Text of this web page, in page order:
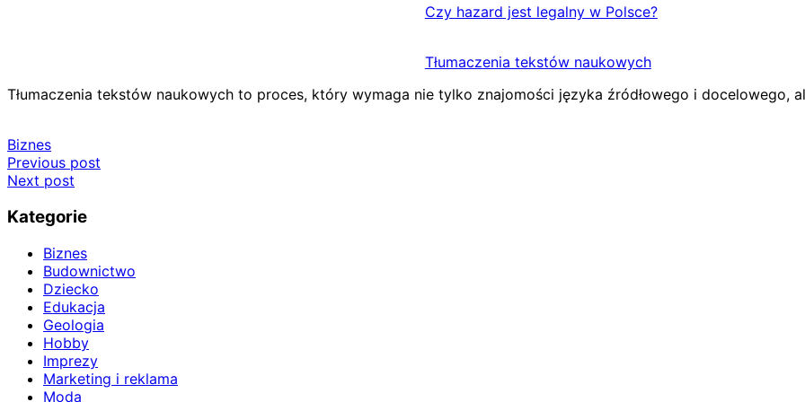
Czy hazard jest legalny w Polsce?
Tłumaczenia tekstów naukowych
Tłumaczenia tekstów naukowych to proces, który wymaga nie tylko znajomości języka źródłowego i docelowego,
Biznes
Nawigacja
wpisu
Previous post
Next post
Kategorie
Biznes
Budownictwo
Dziecko
Edukacja
Geologia
Hobby
Imprezy
Marketing i reklama
Moda